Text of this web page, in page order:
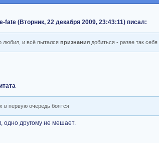
fate (Вторник, 22 декабря 2009, 23:43:11) писал:
любил, и всё пыталсяпризнания добиться - разве так
в первую очередь боятся
одно другому не мешает.